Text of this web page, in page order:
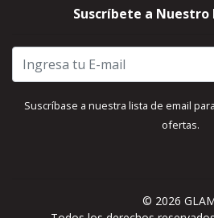
Suscríbete a
Suscríbase a nuestra lista de email
ofertas.
© 2026